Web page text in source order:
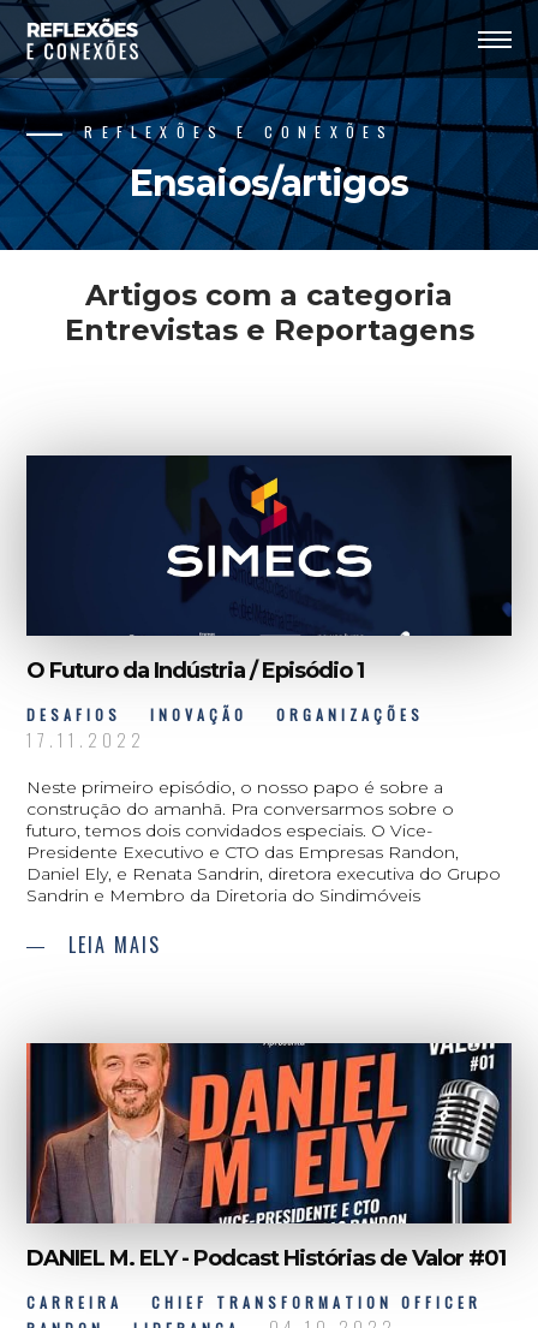
REFLEXÕES E CONEXÕES
Ensaios/artigos
Artigos com a categoria
Entrevistas e Reportagens
O Futuro da Indústria / Episódio 1
DESAFIOS INOVAÇÃO ORGANIZAÇÕES
17.11.2022
Neste primeiro episódio, o nosso papo é sobre a
construção do amanhã. Pra conversarmos sobre o
futuro, temos dois convidados especiais. O Vice-
Presidente Executivo e CTO das Empresas Randon,
Daniel Ely, e Renata Sandrin, diretora executiva do Grupo
Sandrin e Membro da Diretoria do Sindimóveis
LEIA MAIS
DANIEL M. ELY - Podcast Histórias de Valor #01
CARREIRA
CHIEF TRANSFORMATION OFFICER